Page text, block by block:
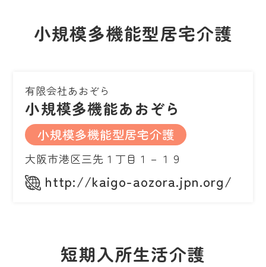
小規模多機能型居宅介護
有限会社あおぞら
小規模多機能あおぞら
小規模多機能型居宅介護
大阪市港区三先１丁目１－１９
http://kaigo-aozora.jpn.org/
短期入所生活介護